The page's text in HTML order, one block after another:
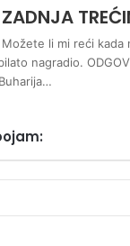
Možete li mi reći kada
nagradio.